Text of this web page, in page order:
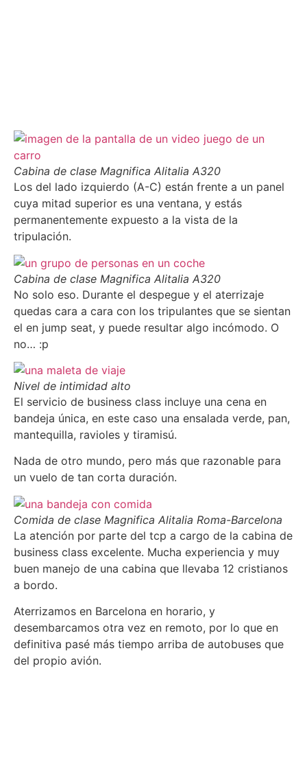
Cabina de clase Magnifica Alitalia A320
Los del lado izquierdo (A-C) están frente a un panel
cuya mitad superior es una ventana, y estás
permanentemente expuesto a la vista de la
tripulación.
Cabina de clase Magnifica Alitalia A320
No solo eso. Durante el despegue y el aterrizaje
quedas cara a cara con los tripulantes que se sientan
el en jump seat, y puede resultar algo incómodo. O
no… :p
Nivel de intimidad alto
El servicio de business class incluye una cena en
bandeja única, en este caso una ensalada verde, pan,
mantequilla, ravioles y tiramisú.
Nada de otro mundo, pero más que razonable para
un vuelo de tan corta duración.
Comida de clase Magnifica Alitalia Roma-Barcelona
La atención por parte del tcp a cargo de la cabina de
business class excelente. Mucha experiencia y muy
buen manejo de una cabina que llevaba 12 cristianos
a bordo.
Aterrizamos en Barcelona en horario, y
desembarcamos otra vez en remoto, por lo que en
definitiva pasé más tiempo arriba de autobuses que
del propio avión.